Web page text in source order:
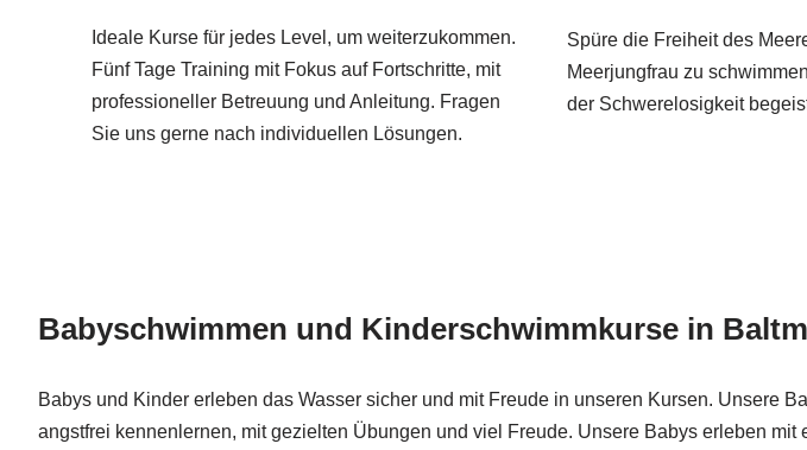
Ideale Kurse für jedes Level, um weiterzukommen.
Fünf Tage Training mit Fokus auf Fortschritte, mit
professioneller Betreuung und Anleitung. Fragen
Sie uns gerne nach individuellen Lösungen.
Spüre die Freiheit des
Meerjungfrau zu
der Schwerelosigkeit
Babyschwimmen und Kinderschwimmkurse in
Babys und Kinder erleben das Wasser sicher und mit Freude in unseren Kursen. Unsere
angstfrei kennenlernen, mit gezielten Übungen und viel Freude. Unsere Babys erleben